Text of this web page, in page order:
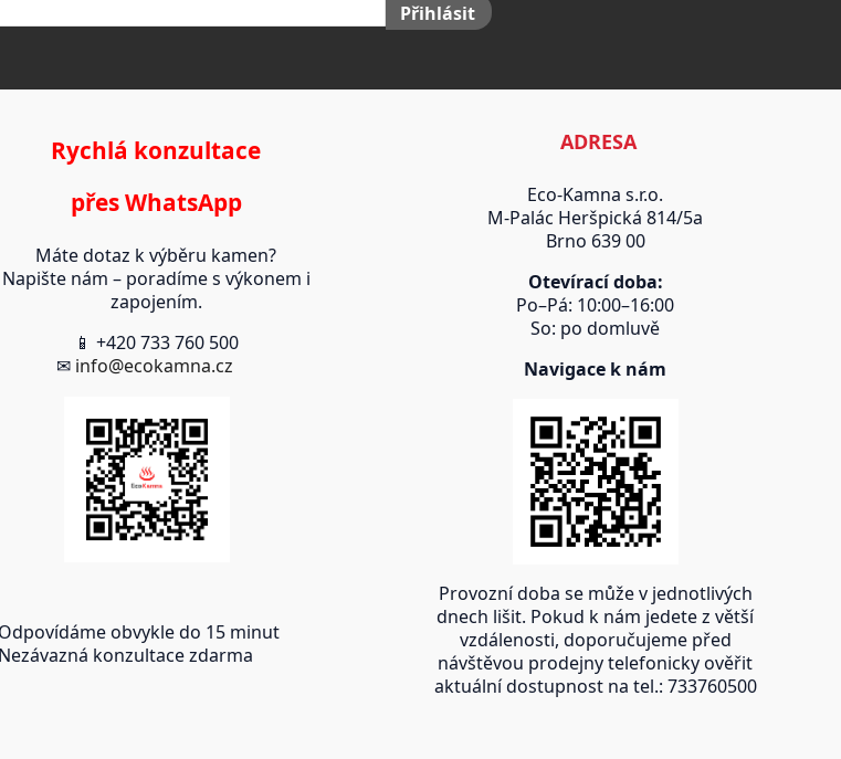
Přihlásit
Rychlá konzultace
přes WhatsApp
Máte dotaz k výběru kamen?
Napište nám – poradíme s výkonem i
zapojením.
📱 +420 733 760 500
✉ info@ecokamna.cz
obvykle do 15 minut
konzultace zdarma
ADRESA
Eco-Kamna s.r.o.
M-Palác Heršpická 814/5a
Brno 639 00
Otevírací doba:
Po–Pá: 10:00–16:00
So: po domluvě
Navigace k nám
Provozní doba se může v jednotlivých
dnech lišit. Pokud k nám jedete z větší
vzdálenosti, doporučujeme před
návštěvou prodejny telefonicky ověřit
aktuální dostupnost na tel.: 733760500